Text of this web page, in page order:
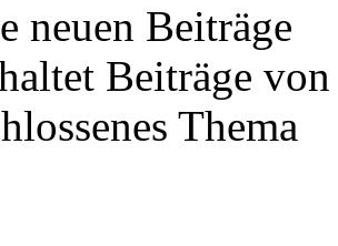
neuen Beiträge
Beiträge
Thema